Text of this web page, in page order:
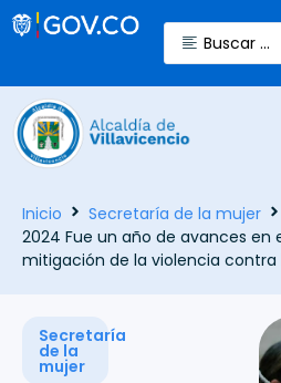
Inicio
Secretaría de la mujer
2024 Fue un año de avances en
mitigación de la violencia contra
Secretaría
de la
mujer